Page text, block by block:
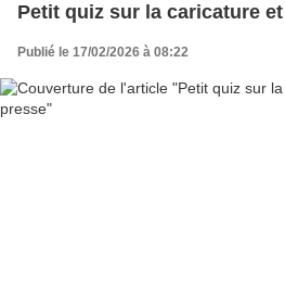
Petit quiz sur la caricature
Publié le 17/02/2026 à 08:22